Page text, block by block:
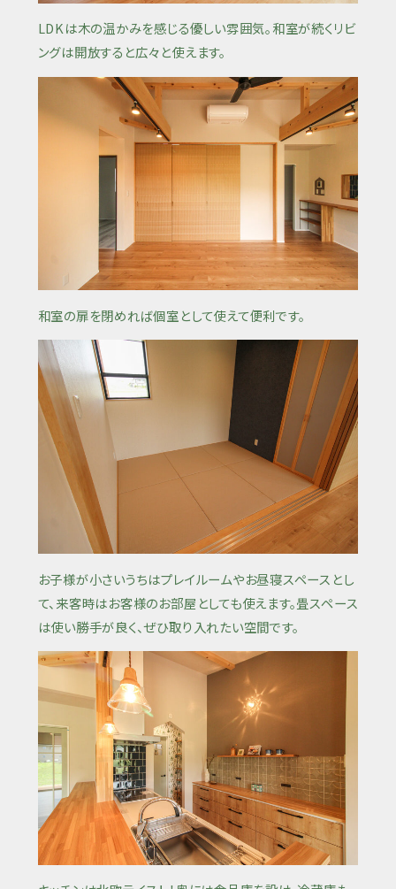
LDKは木の温かみを感じる優しい雰囲気。和室が続くリビ
ングは開放すると広々と使えます。
和室の扉を閉めれば個室として使えて便利です。
お子様が小さいうちはプレイルームやお昼寝スペースとし
て、来客時はお客様のお部屋としても使えます。畳スペース
は使い勝手が良く、ぜひ取り入れたい空間です。